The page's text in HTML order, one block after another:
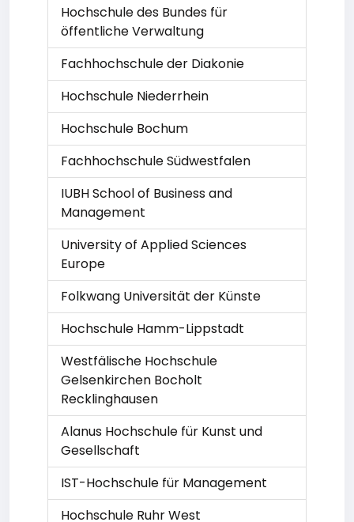
Hochschule des Bundes für
öffentliche Verwaltung
Fachhochschule der Diakonie
Hochschule Niederrhein
Hochschule Bochum
Fachhochschule Südwestfalen
IUBH School of Business and
Management
University of Applied Sciences
Europe
Folkwang Universität der Künste
Hochschule Hamm-Lippstadt
Westfälische Hochschule
Gelsenkirchen Bocholt
Recklinghausen
Alanus Hochschule für Kunst und
Gesellschaft
IST-Hochschule für Management
Hochschule Ruhr West